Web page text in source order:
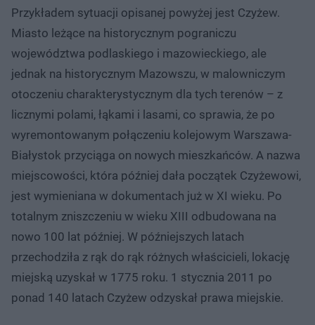
Przykładem sytuacji opisanej powyżej jest Czyżew.
Miasto leżące na historycznym pograniczu
województwa podlaskiego i mazowieckiego, ale
jednak na historycznym Mazowszu, w malowniczym
otoczeniu charakterystycznym dla tych terenów – z
licznymi polami, łąkami i lasami, co sprawia, że po
wyremontowanym połączeniu kolejowym Warszawa-
Białystok przyciąga on nowych mieszkańców. A nazwa
miejscowości, która później dała początek Czyżewowi,
jest wymieniana w dokumentach już w XI wieku. Po
totalnym zniszczeniu w wieku XIII odbudowana na
nowo 100 lat później. W późniejszych latach
przechodziła z rąk do rąk różnych właścicieli, lokację
miejską uzyskał w 1775 roku. 1 stycznia 2011 po
ponad 140 latach Czyżew odzyskał prawa miejskie.